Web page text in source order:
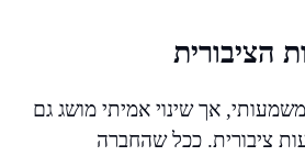
הציבורית
אך שינוי אמיתי מושג גם
ציבורית. ככל שהחברה